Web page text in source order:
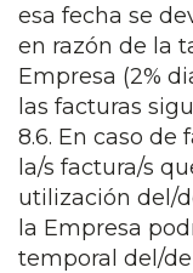
esa fecha se
en razón de la
Empresa (2%
las facturas
8.6. En caso
la/s factura/s
utilización del/
la Empresa
temporal del/